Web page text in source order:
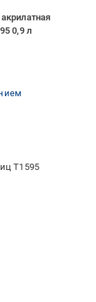
0,9 л
T1595